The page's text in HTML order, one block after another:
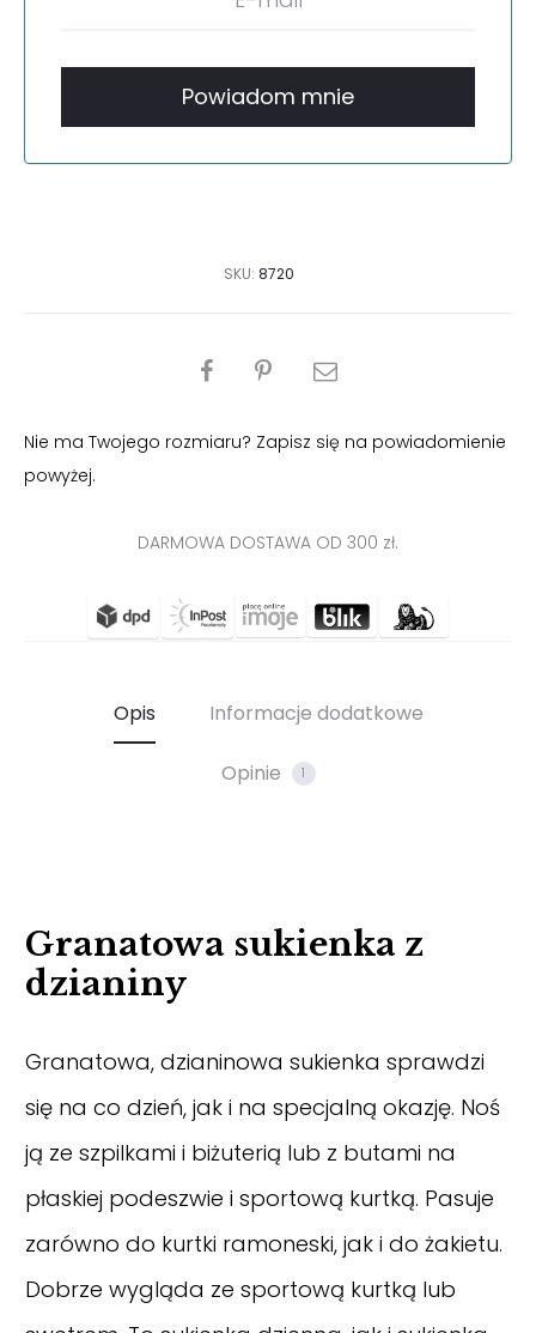
SKU: 8720
PODZIEL
Nie ma Twojego rozmiaru? Zapisz się na powiadomienie
powyżej.
DARMOWA DOSTAWA OD 300 zł.
Opis Informacje dodatkowe
Opinie 1
Granatowa sukienka z
dzianiny
Granatowa, dzianinowa sukienka sprawdzi
się na co dzień, jak i na specjalną okazję. Noś
ją ze szpilkami i biżuterią lub z butami na
płaskiej podeszwie i sportową kurtką. Pasuje
zarówno do kurtki ramoneski, jak i do żakietu.
Dobrze wygląda ze sportową kurtką lub